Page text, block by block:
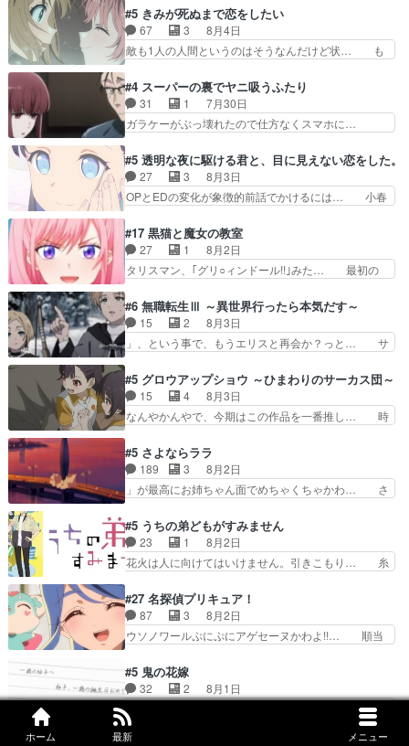
ホーム 最新 メニュー
が“萌え”なのでこの娘が皇帝… ウサギ好きそうな
王女殿下がかわいい。幼馴… ついに始まった狩猟
祭。エルナの活躍で上位…
目は気品溢れてるのに中身は…美緒ママ… テー
マ：格ゲー大会に行くには？感想は、美… 大会を
前に格ゲー熱が高まる一方、百合の本… 東京で開
催される格ゲー大会に参加すること… Japanに向
めに東京へ!/でも観光よ… 旅の支度全部やってく
れる先輩、なんだかん… 第５話をｄアニメストア
で視聴しました。視…
#5 きみが死ぬまで恋をしたい
67 3
8月4日
敵も1人の人間というのはそうなんだけど状… も
を人間に戻して欲しいでも自分達が代わ… ご視聴
ありがとうございました見るたびに切… 誰かと思
ったらちゅー先輩か。しれっと相方… 第５話感
想：コ□した相手にも家族や…､戦… つらい回
ナとミミも可愛かった2人の関係… 確かに相手に
も家族や大切な人はいるけど、… 白シャツが作業
着みたいなもんなんですかね…
#4 スーパーの裏でヤニ吸うふたり
31 1
7月30日
ガラケーがぶっ壊れたので仕方なくスマホに…
はり出オチ感が否めず、エピソードの打率… 田山
さんが佐々木さんに沼っていく…こんな… 佐々木
さん、腕フェチなんですね笑最近まじ… 佐々木が
ガラケーからスマホに変えるって、… もうドラマ
ゃわない？佐々木さんの優しさ… 先行で見た時よ
り2人のやり取りに癒しを感… ABEMA版の7〜8
話佐々木が実年齢以上…
#5 透明な夜に駆ける君と、目に見えない恋をした。
27 3
8月3日
OPとEDの変化が象徴的前話でかけるには… 小春
か、こんな風に見えてるのかぁ。かける… 完全な
両片思いになりましたねぇ…OPとE… 余計な物
は描かず白く靄がかった小春ちゃん… 光も感じな
い完全な盲目なんやね…おめかし… 母役に能登さ
も描かれていて良かった本当… 股に海豚を挟み水
上バスでの会話を反芻…恋… OPEDとも無人バー
ジョンから主人公２人…
#17 黒猫と魔女の教室
27 1
8月2日
タリスマン、｢グリ○ィンドール!!｣みた… 最初の
ホントスピカが大好きだよね。ツン… 一等級ポテ
ンシャルのアリアちゃん可愛くて… そういや、ア
リアは能力は最上級のくせに、… とうとうアリア
と直接競う場がきたこれまで… 毎度ながらのスピ
マン趣味ダダ漏れで好き… 期末試験が始まろうと
しておりスピカは対策… 能力鑑定胸像タリスマン
氏容姿も評価してし…
#6 無職転生Ⅲ ～異世界行ったら本気だす～
15 2
8月3日
」、という事で、もうエリスと再会か？っと… サ
関係の清算が粛々と進められているサラ… サラと
の関係に対して完全に「昔の女」とし… ルーシー
にデレるルディが完全に親バカで微… サラとは会
ってほしいちゃんとした別れ方し… サラは未練0
キャラモヤモヤする別れ方だ… 役で出演させてい
ただきました！よろしくお… 毎クールメインヒロ
インを好きになっちゃう…
#5 グロウアップショウ ～ひまわりのサーカス団～
15 4
8月3日
なんやかんやで、今期はこの作品を一番推し… 時
愛すぎるな楠木ともりちゃんのね… デフォルメさ
れた表情が特に多かったのが印… 葵＆茜の回も良
きでした。あの証拠写真、ひ… 互いが互いのこと
を想っているのにすれ違っ… 第５話をｄアニメス
んと練習したい〟と言… 本当この作品は「キャ
ラ」を活かすのがうま… みずかちゃんの介入で双
子の仲にヒビが………
#5 さよならララ
189 3
8月2日
」が最高にお姉ちゃん面でめちゃくちゃかわ… さ
を振り切ってみんなに謝ったララの思い… 仕事に
馴染めない辺り観ていて苦しいところ… ララちゃ
んの事情はもう少し皆に話して良い… ララと茉里
とで初のアルバイト。七転八倒し… 労働するプリ
てケーキ食べて、帰りにカメ… ララが働く事での
てんやわんや。働いて大変… 地道に働き人と関わ
る日々の中に愛を見いだ…
#5 うちの弟どもがすみません
23 1
8月2日
花火は人に向けてはいけません。引きこもり… 糸
お名前を見たんだけどあの中村大樹さん… 糸ちゃ
んカッケー、色んな意味でwゲームが… 姉から性
的興奮覚えてないよね？なんて言わ… テーマ：引
きこもりの理由感想は、久しぶり… 元ゲーマーな
んの距離感おかしいね(*´… 糸と源ははよ好きお
うとると言わんかい！引… ショウくんと対等に話
すためにゲームをする…
#27 名探偵プリキュア！
87 3
8月2日
ウソノワールぷにぷにアゲセーヌかわよ!!… 順当
取り戻し正式に探偵事務所で働き始め… ポワロ、
元ネタを解説して原作に誘導するの… くれあさん
の探偵としての初事件にしてちょ… ・急にクイズ
番組が始まったw・妖精ウソノ… るるかの助手だ
った？今回が初めての探偵活… 探偵じゃなかった
#5 鬼の花嫁
32 2
8月1日
この先一生俺のモノだって言ってみたい笑他… 1
歳からの誕生日プレゼント………とは思っ… 玲夜
さん柚子に18年分の誕生日プレゼント… 柚子は